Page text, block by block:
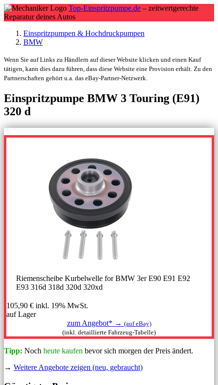
Top-Einspritzpumpe.de – zeitwertgerechte
Reparatur deines Autos
Einspritzpumpen & Hochdruckpumpen
BMW
Wenn Sie auf Links zu Händlern auf dieser Website klicken und einen Kauf
tätigen, kann dies dazu führen, dass diese Website eine Provision erhält. Zu den
Partnerschaften gehört u.a. das eBay-Partner-Netzwerk.
Einspritzpumpe BMW 3 Touring (E91)
320 d
Riemenscheibe Kurbelwelle for BMW 3er E90 E91 E92
E93 316d 318d 320d 320xd
105,90 € inkl. 19% MwSt.
auf Lager
zum Angebot* → (auf eBay)
(inkl. detaillierte Fahrzeug-Tabelle)
Tipp: Noch heute kaufen bevor sich morgen der Preis ändert.
→ Weitere Angebote zeigen (neu, gebraucht)